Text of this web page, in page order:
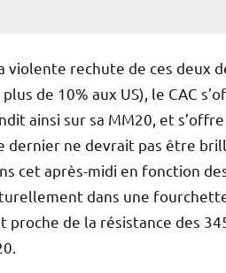
violente rechute de ces deux
plus de 10% aux US), le CAC
ainsi sur sa MM20, et
dernier ne devrait pas être
cet après-midi en fonction
dans une
proche de la résistance des